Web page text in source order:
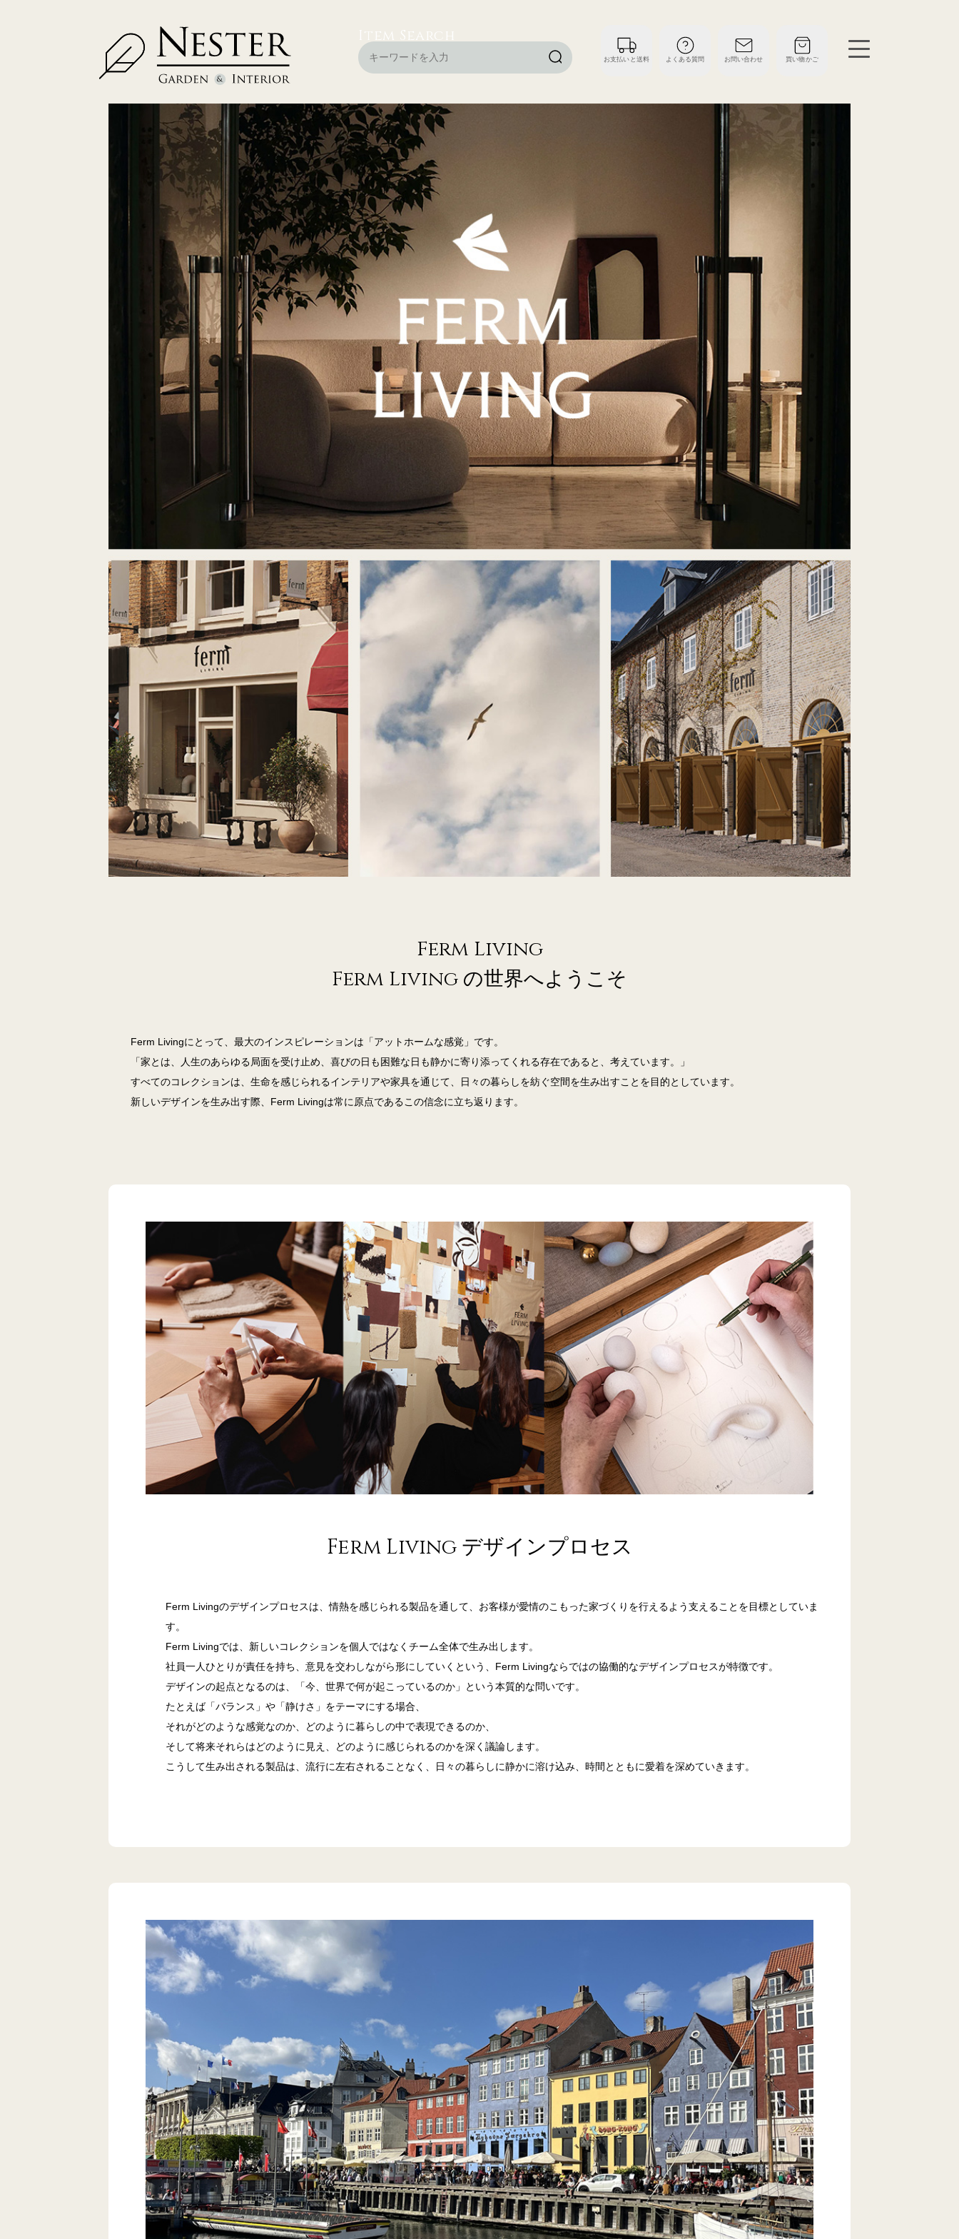
Item Search
お支払いと送料 よくある質問 お問い合わせ 買い物かご
Ferm Living
Ferm Living の世界へようこそ
Ferm Livingにとって、最大のインスピレーションは「アットホームな感覚」です。
「家とは、人生のあらゆる局面を受け止め、喜びの日も困難な日も静かに寄り添ってくれる存在であると、考えています。」
すべてのコレクションは、生命を感じられるインテリアや家具を通じて、日々の暮らしを紡ぐ空間を生み出すことを目的としています。
新しいデザインを生み出す際、Ferm Livingは常に原点であるこの信念に立ち返ります。
Ferm Living デザインプロセス
Ferm Livingのデザインプロセスは、情熱を感じられる製品を通して、お客様が愛情のこもった家づくりを行えるよう支えることを目標としていま
す。
Ferm Livingでは、新しいコレクションを個人ではなくチーム全体で生み出します。
社員一人ひとりが責任を持ち、意見を交わしながら形にしていくという、Ferm Livingならではの協働的なデザインプロセスが特徴です。
デザインの起点となるのは、「今、世界で何が起こっているのか」という本質的な問いです。
たとえば「バランス」や「静けさ」をテーマにする場合、
それがどのような感覚なのか、どのように暮らしの中で表現できるのか、
そして将来それらはどのように見え、どのように感じられるのかを深く議論します。
こうして生み出される製品は、流行に左右されることなく、日々の暮らしに静かに溶け込み、時間とともに愛着を深めていきます。